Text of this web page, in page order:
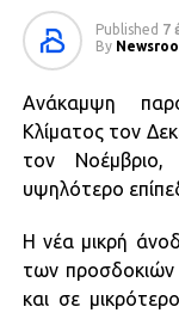
Published 7
By
Ανάκαμψη
Κλίματος τον
τον
υψηλότερο
Η νέα μικρή
των προσδοκιών
και σε